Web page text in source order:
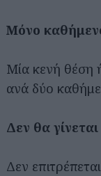
Μόνο
Μία κενή θέση
ανά δύο
Δεν θα
Δεν